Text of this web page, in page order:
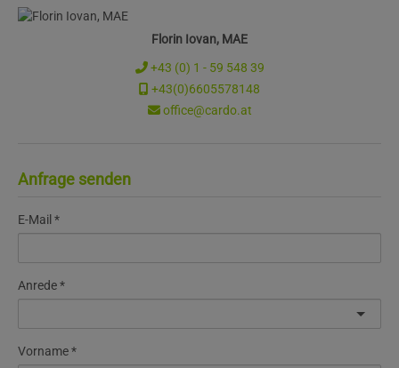
Florin Iovan, MAE
+43 (0) 1 - 59 548 39
+43(0)6605578148
office@cardo.at
Anfrage senden
E-Mail
Anrede
Vorname